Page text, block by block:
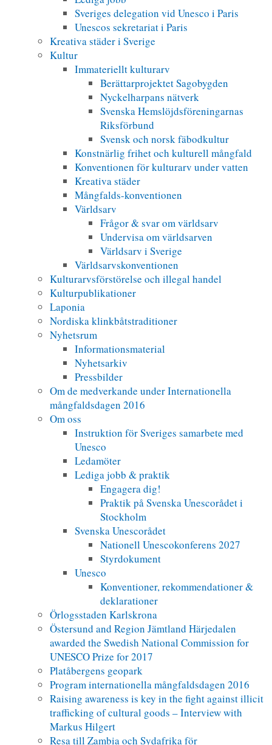
Sveriges delegation vid Unesco i Paris
Unescos sekretariat i Paris
Kreativa städer i Sverige
Kultur
Immateriellt kulturarv
Berättarprojektet Sagobygden
Nyckelharpans nätverk
Svenska Hemslöjdsföreningarnas
Riksförbund
Svensk och norsk fäbodkultur
Konstnärlig frihet och kulturell mångfald
Konventionen för kulturarv under vatten
Kreativa städer
Mångfalds-konventionen
Världsarv
Frågor & svar om världsarv
Undervisa om världsarven
Världsarv i Sverige
Världsarvskonventionen
Kulturarvsförstörelse och illegal handel
Kulturpublikationer
Laponia
Nordiska klinkbåtstraditioner
Nyhetsrum
Informationsmaterial
Nyhetsarkiv
Pressbilder
Om de medverkande under Internationella
mångfaldsdagen 2016
Om oss
Instruktion för Sveriges samarbete med
Unesco
Ledamöter
Lediga jobb & praktik
Engagera dig!
Praktik på Svenska Unescorådet i
Stockholm
Svenska Unescorådet
Nationell Unescokonferens 2027
Styrdokument
Unesco
Konventioner, rekommendationer &
deklarationer
Örlogsstaden Karlskrona
Östersund and Region Jämtland Härjedalen
awarded the Swedish National Commission for
UNESCO Prize for 2017
Platåbergens geopark
Program internationella mångfaldsdagen 2016
Raising awareness is key in the fight against illicit
trafficking of cultural goods – Interview with
Markus Hilgert
Resa till Zambia och Sydafrika för